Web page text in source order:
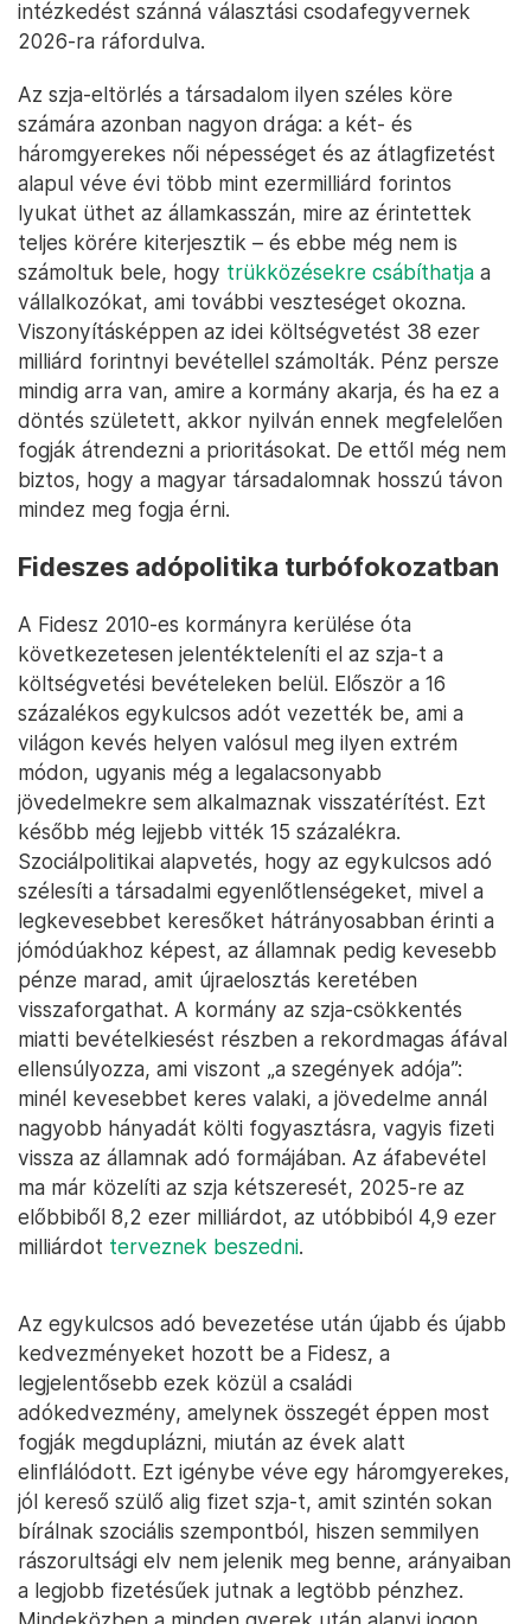
intézkedést szánná választási csodafegyvernek
2026-ra ráfordulva.
Az szja-eltörlés a társadalom ilyen széles köre
számára azonban nagyon drága: a két- és
háromgyerekes női népességet és az átlagfizetést
alapul véve évi több mint ezermilliárd forintos
lyukat üthet az államkasszán, mire az érintettek
teljes körére kiterjesztik – és ebbe még nem is
számoltuk bele, hogy trükközésekre csábíthatja a
vállalkozókat, ami további veszteséget okozna.
Viszonyításképpen az idei költségvetést 38 ezer
milliárd forintnyi bevétellel számolták. Pénz persze
mindig arra van, amire a kormány akarja, és ha ez a
döntés született, akkor nyilván ennek megfelelően
fogják átrendezni a prioritásokat. De ettől még nem
biztos, hogy a magyar társadalomnak hosszú távon
mindez meg fogja érni.
Fideszes adópolitika turbófokozatban
A Fidesz 2010-es kormányra kerülése óta
következetesen jelentékteleníti el az szja-t a
költségvetési bevételeken belül. Először a 16
százalékos egykulcsos adót vezették be, ami a
világon kevés helyen valósul meg ilyen extrém
módon, ugyanis még a legalacsonyabb
jövedelmekre sem alkalmaznak visszatérítést. Ezt
később még lejjebb vitték 15 százalékra.
Szociálpolitikai alapvetés, hogy az egykulcsos adó
szélesíti a társadalmi egyenlőtlenségeket, mivel a
legkevesebbet keresőket hátrányosabban érinti a
jómódúakhoz képest, az államnak pedig kevesebb
pénze marad, amit újraelosztás keretében
visszaforgathat. A kormány az szja-csökkentés
miatti bevételkiesést részben a rekordmagas áfával
ellensúlyozza, ami viszont „a szegények adója”:
minél kevesebbet keres valaki, a jövedelme annál
nagyobb hányadát költi fogyasztásra, vagyis fizeti
vissza az államnak adó formájában. Az áfabevétel
ma már közelíti az szja kétszeresét, 2025-re az
előbbiből 8,2 ezer milliárdot, az utóbbiból 4,9 ezer
milliárdot terveznek beszedni.
Az egykulcsos adó bevezetése után újabb és újabb
kedvezményeket hozott be a Fidesz, a
legjelentősebb ezek közül a családi
adókedvezmény, amelynek összegét éppen most
fogják megduplázni, miután az évek alatt
elinflálódott. Ezt igénybe véve egy háromgyerekes,
jól kereső szülő alig fizet szja-t, amit szintén sokan
bírálnak szociális szempontból, hiszen semmilyen
rászorultsági elv nem jelenik meg benne, arányaiban
a legjobb fizetésűek jutnak a legtöbb pénzhez.